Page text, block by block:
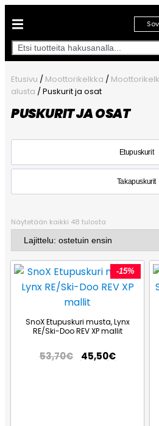
Etusivu / Moottorikelkka /
alusta / Puskurit ja osat
PUSKURIT JA OSAT
Etupuskurit
Takapuskurit
Näytetään kaikki 48 tulosta
-15%
SnoX Etupuskuri musta, Lynx
RE/Ski-Doo REV XP mallit
53,70€ 45,50€